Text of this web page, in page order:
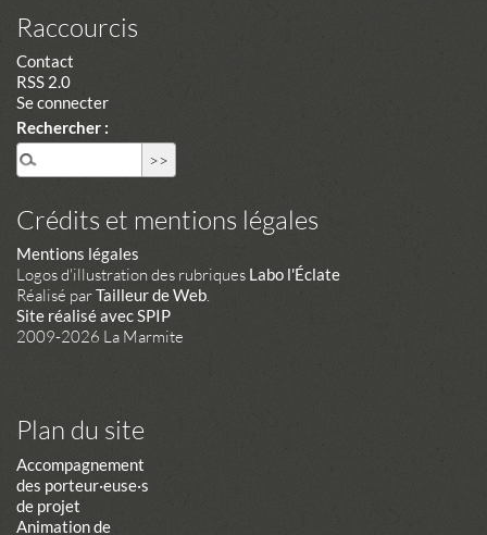
Raccourcis
Contact
RSS 2.0
Se connecter
Rechercher :
Crédits et mentions légales
Mentions légales
Logos d'illustration des rubriques Labo l'Éclate
Réalisé parTailleur de Web.
Site réalisé avec SPIP
2009-2026 La Marmite
Plan du site
Accompagnement
des porteur·euse·s
de projet
Animation de